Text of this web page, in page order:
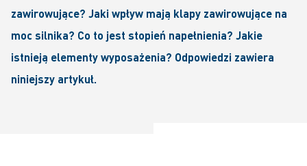
zawirowujące? Jaki wpływ mają klapy zawirowujące na
moc silnika? Co to jest stopień napełnienia? Jakie
istnieją elementy wyposażenia? Odpowiedzi zawiera
niniejszy artykuł.